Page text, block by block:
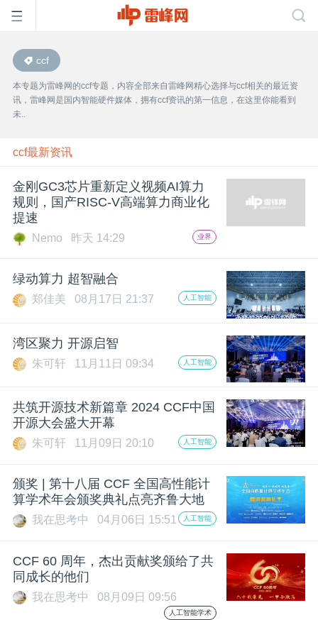
首
页
雷
峰
网
公
课
活
动
中
GAIR
ccf
本专题为雷峰网的ccf专题，内容全部来自雷峰网精心选择与ccf相关的最近资
讯，雷峰网是国内智能硬件媒体，拥有ccf资讯的第一信息，在这里你能看到
未..
ccf最新资讯
金刚GC3芯片重新定义视频AI算力
规则，国产RISC-V高端算力商业化
提速
Nemo 昨天 14:29 业界
绿动算力 超智融合
郑佳美 08月17日 21:37 人工智能
湾区聚力 开源启智
朱可轩 11月11日 09:34 人工智能
共筑开源技术新篇章 2024 CCF中国
开源大会盛大开幕
朱可轩 11月09日 20:10 人工智能
颁奖 | 第十八届 CCF 全国高性能计
算学术年会颁奖典礼点亮齐鲁大地
我在思考中 04月06日 15:51 人工智能
CCF 60 周年，杰出贡献奖颁给了共
同成长的他们
我在思考中 08月09日 09:56
人工智能学术